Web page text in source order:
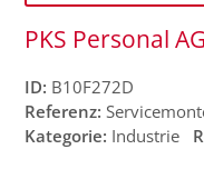
PKS Personal AG
ID: B10F272D
Referenz:
Kategorie: Industrie